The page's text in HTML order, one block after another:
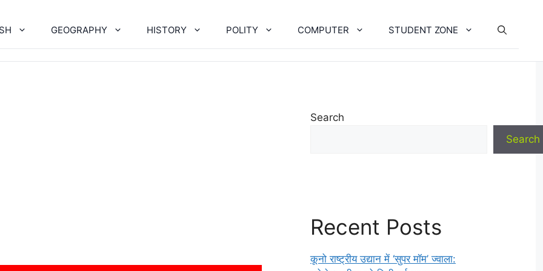
GEOGRAPHY HISTORY POLITY COMPUTER STUDENT ZONE
Search
Search
Recent Posts
कूनो राष्ट्रीय उद्यान में ‘सुपर मॉम’ ज्वाला: